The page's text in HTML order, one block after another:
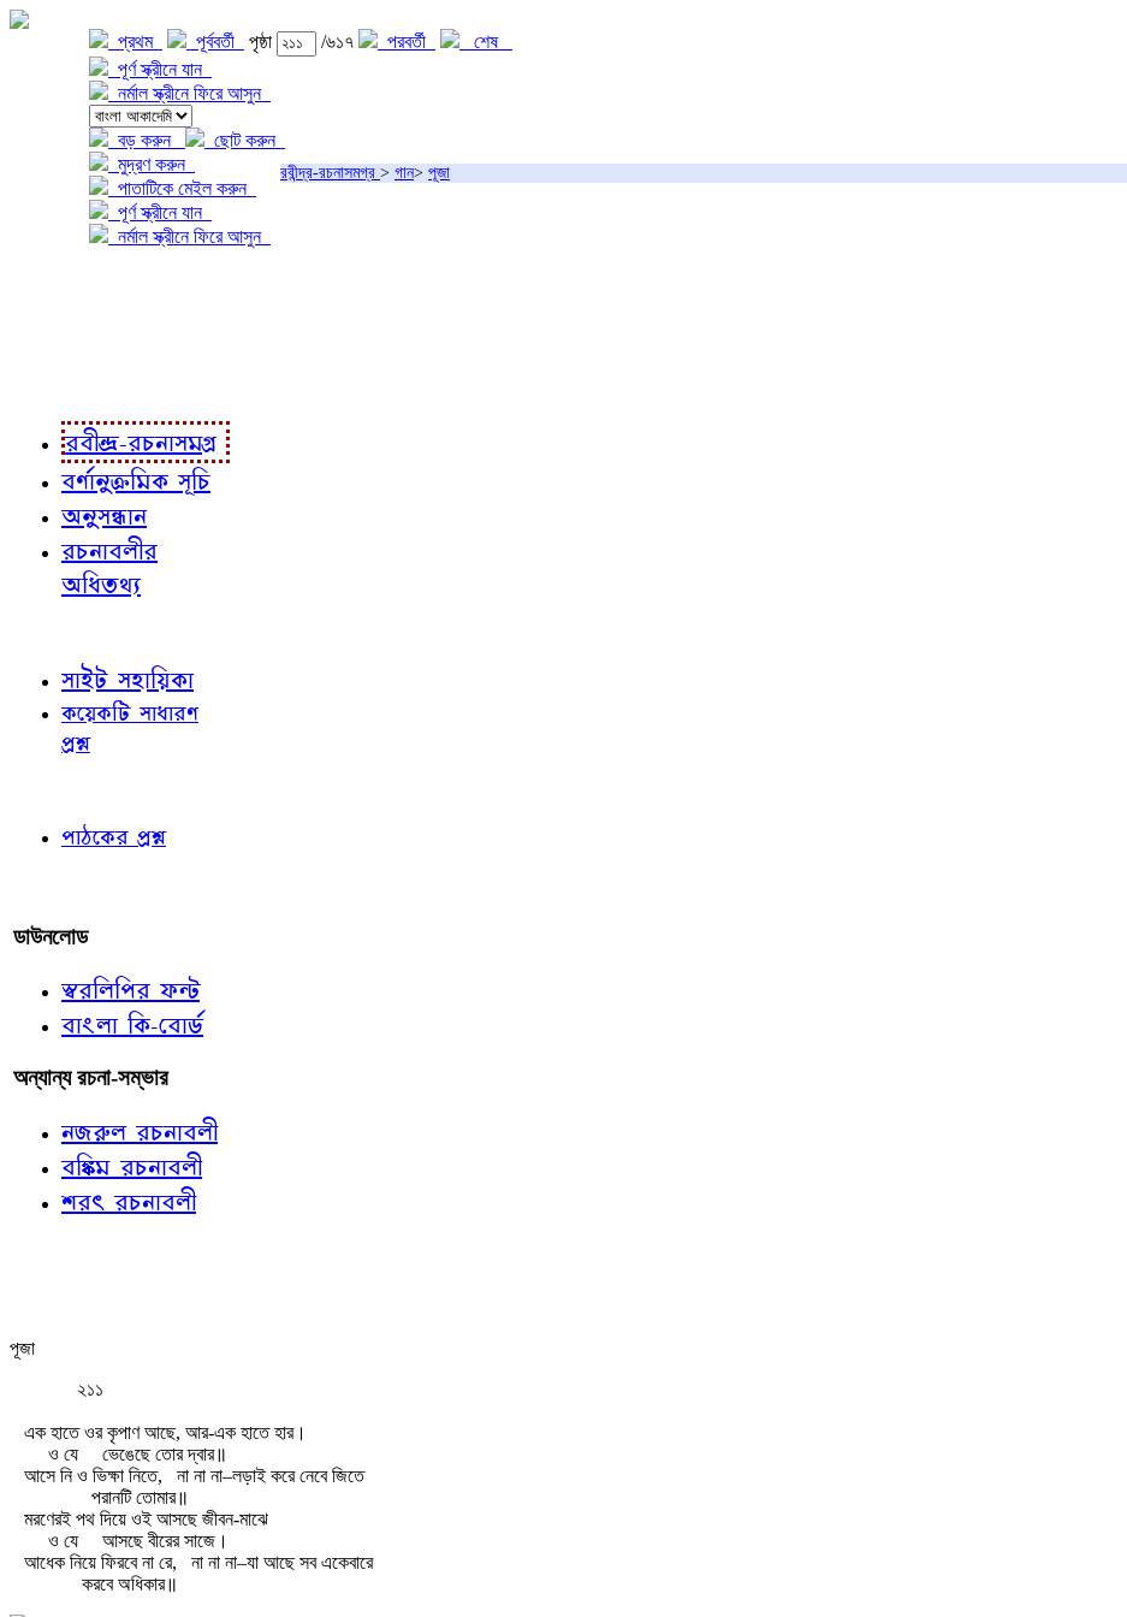
প্রথম পূর্ববর্তী পৃষ্ঠা /৬১৭ পরবর্তী
শেষ
পূর্ণ স্ক্রীনে যান
নর্মাল স্ক্রীনে ফিরে আসুন
বড় করুন
ছোট করুন
মুদ্রণ করুন
পাতাটিকে মেইল করুন
পূর্ণ স্ক্রীনে যান
নর্মাল স্ক্রীনে ফিরে আসুন
রবীন্দ্র-রচনাসমগ্র > গান> পূজা
রবীন্দ্র-রচনাসমগ্র
বর্ণানুক্রমিক সূচি
অনুসন্ধান
রচনাবলীর
অধিতথ্য
সাইট সহায়িকা
কয়েকটি সাধারণ
প্রশ্ন
পাঠকের প্রশ্ন
ডাউনলোড
স্বরলিপির ফন্ট
বাংলা কি-বোর্ড
অন্যান্য রচনা-সম্ভার
নজরুল রচনাবলী
বঙ্কিম রচনাবলী
শরৎ রচনাবলী
পূজা
২১১
এক হাতে ওর কৃপাণ আছে, আর-এক হাতে হার।
ও যে
ভেঙেছে তোর দ্বার॥
আসে নি ও ভিক্ষা নিতে,
না না না–লড়াই করে নেবে জিতে
পরানটি তোমার॥
মরণেরই পথ দিয়ে ওই আসছে জীবন-মাঝে
ও যে
আসছে বীরের সাজে।
আধেক নিয়ে ফিরবে না রে,
না না না–যা আছে সব একেবারে
করবে অধিকার॥